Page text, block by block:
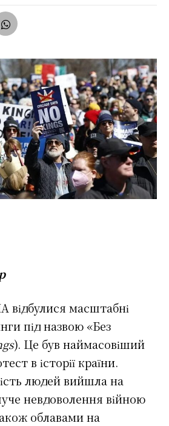
відбулися масштабні
під назвою «Без
). Це був наймасовіший
в історії країни.
людей вийшла на
невдоволення війною
облавами на